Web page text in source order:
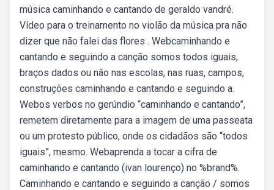
música caminhando e cantando de geraldo vandré.
Vídeo para o treinamento no violão da música pra não
dizer que não falei das flores . Webcaminhando e
cantando e seguindo a canção somos todos iguais,
braços dados ou não nas escolas, nas ruas, campos,
construções caminhando e cantando e seguindo a.
Webos verbos no gerúndio “caminhando e cantando”,
remetem diretamente para a imagem de uma passeata
ou um protesto público, onde os cidadãos são “todos
iguais”, mesmo. Webaprenda a tocar a cifra de
caminhando e cantando (ivan lourenço) no %brand%.
Caminhando e cantando e seguindo a canção / somos